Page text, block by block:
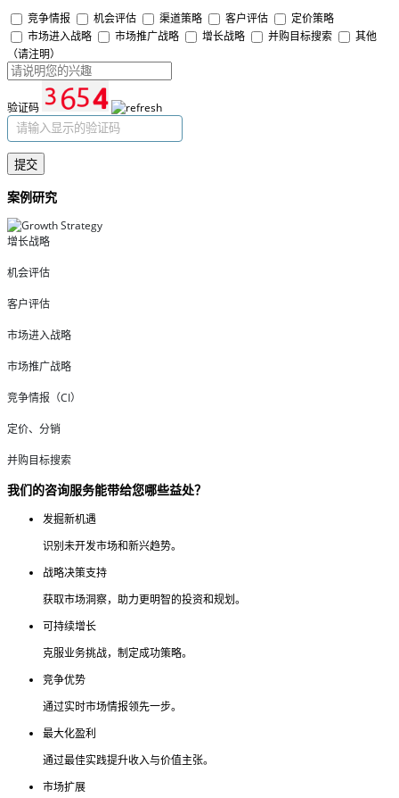
竞争情报
机会评估 渠道策略 客户评估
定价策略
市场进入战略
市场推广战略 增长战略 并购目标搜索
其他
（请注明）
验证码
提交
案例研究
增长战略
机会评估
客户评估
市场进入战略
市场推广战略
竞争情报（CI）
定价、分销
并购目标搜索
我们的咨询服务能带给您哪些益处？
发掘新机遇
识别未开发市场和新兴趋势。
战略决策支持
获取市场洞察，助力更明智的投资和规划。
可持续增长
克服业务挑战，制定成功策略。
竞争优势
通过实时市场情报领先一步。
最大化盈利
通过最佳实践提升收入与价值主张。
市场扩展